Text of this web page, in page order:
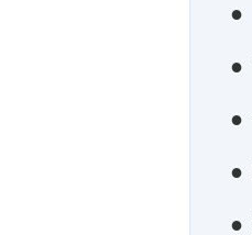
●
●
●
●
●